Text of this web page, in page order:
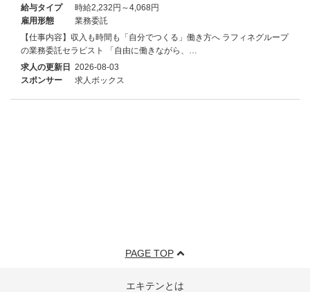
給与タイプ
時給2,232円～4,068円
雇用形態
業務委託
【仕事内容】収入も時間も「自分でつくる」働き方へ ラフィネグループ
の業務委託セラピスト 「自由に働きながら、…
求人の更新日 2026-08-03
スポンサー
求人ボックス
PAGE TOP
エキテンとは